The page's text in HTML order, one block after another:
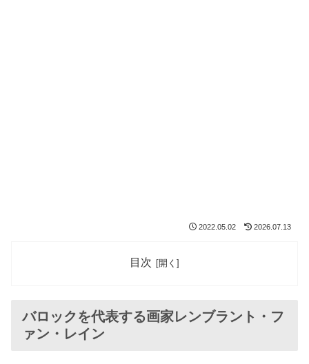
2022.05.02 2026.07.13
目次
バロックを代表する画家レンブラント・フ
ァン・レイン